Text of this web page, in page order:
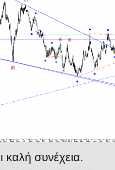
συνέχεια.